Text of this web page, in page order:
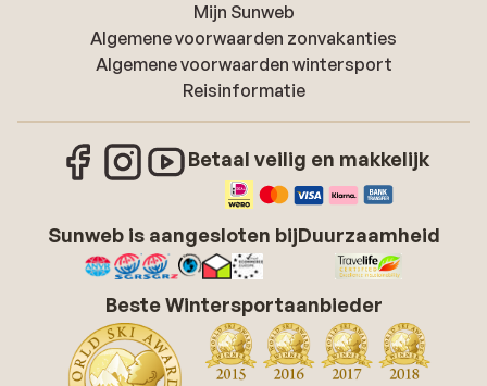
Mijn Sunweb
Algemene voorwaarden zonvakanties
Algemene voorwaarden wintersport
Reisinformatie
Betaal veilig en makkelijk
Sunweb is aangesloten bijDuurzaamheid
Beste Wintersportaanbieder